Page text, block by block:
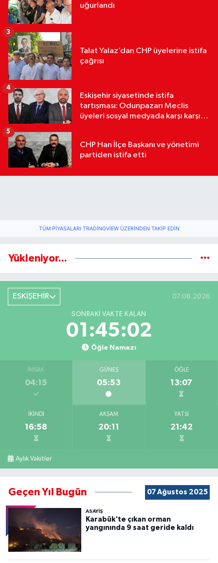
uğurlandı
Talat Yalaz’dan CHP üyelerine istifa
çağrısı
3
Eskişehir siyasetinde istifa
tartışması: Odunpazarı Meclis
üyeleri sosyal medyada karşı karşıya
4
CHP Han İlçe Başkanı ve yönetimi
partiden istifa etti
5
TÜM PIYASALARI TRADINGVIEW ÜZERINDEN TAKIP EDIN
Yükleniyor...
ESKİŞEHİR 07.08.2026
SONRAKI VAKTE KALAN
01:45:01
Öğle Namazı
İMSAK
04:15
GÜNEŞ
05:53
ÖĞLE
13:07
İKINDI
16:58
AKŞAM
20:11
YATSI
21:42
Aylık Vakitler
Geçen Yıl Bugün 07 Ağustos 2025
ASAYİŞ
Karabük'te çıkan orman
yangınında 9 saat geride kaldı